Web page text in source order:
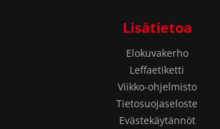
Lisätietoa
Elokuvakerho
Leffaetiketti
Viikko-ohjelmisto
Tietosuojaseloste
Evästekäytännöt